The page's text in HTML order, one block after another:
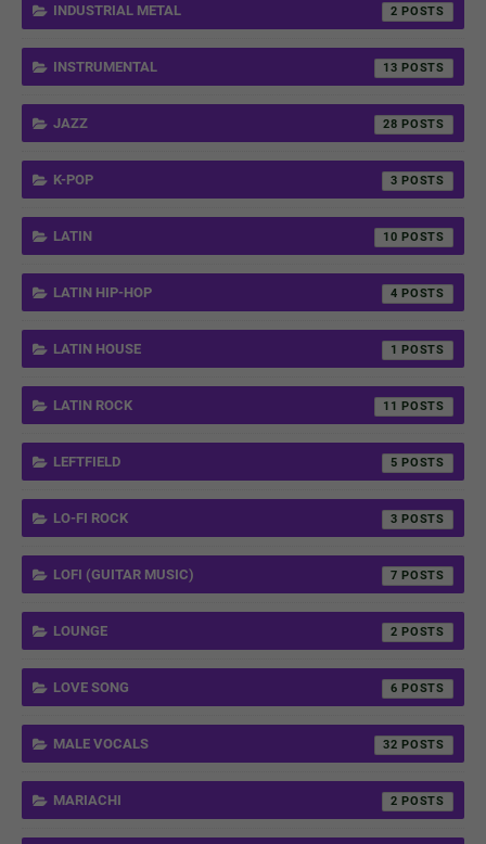
INDUSTRIAL METAL 2
INSTRUMENTAL 13
JAZZ 28
K-POP 3
LATIN 10
LATIN HIP-HOP 4
LATIN HOUSE 1
LATIN ROCK 11
LEFTFIELD 5
LO-FI ROCK 3
LOFI (GUITAR MUSIC) 7
LOUNGE 2
LOVE SONG 6
MALE VOCALS 32
MARIACHI 2